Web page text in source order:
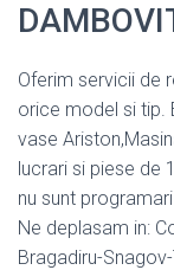
Oferim servicii de
orice model si tip.
vase
lucrari si piese de
nu sunt
Ne deplasam in:
Bragadiru-